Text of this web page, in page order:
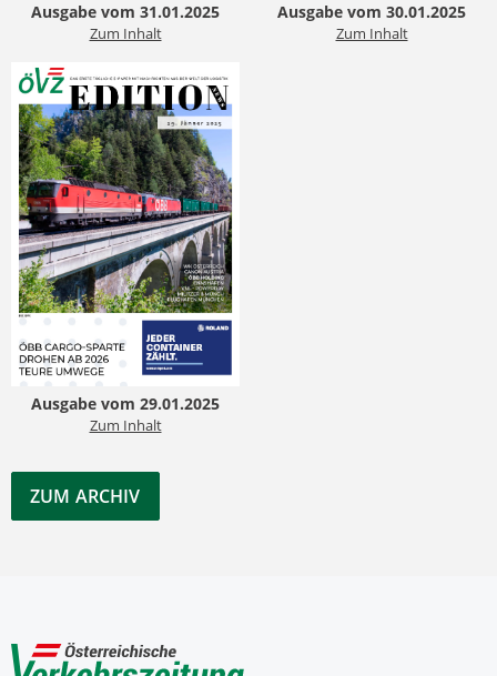
Ausgabe vom 31.01.2025
Zum Inhalt
Ausgabe vom 30.01.2025
Zum Inhalt
Ausgabe vom 29.01.2025
Zum Inhalt
ZUM ARCHIV